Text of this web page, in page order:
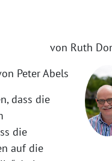
von Ruth
Peter Abels
dass die
die
auf die